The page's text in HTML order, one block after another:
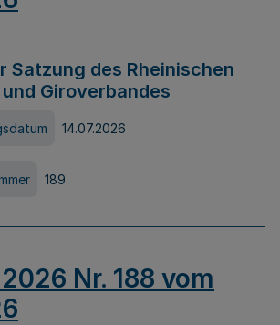
Satzung des Rheinischen
Giroverbandes
14.07.2026
189
Nr. 188 vom